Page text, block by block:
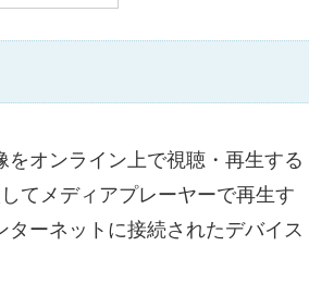
オンライン上で視聴・再生する
てメディアプレーヤーで再生す
ーネットに接続されたデバイス